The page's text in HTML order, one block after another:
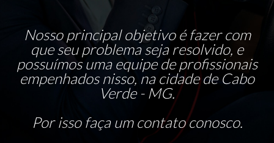
Nosso principal objetivo é fazer com
que seu problema seja resolvido, e
possuímos uma equipe de profissionais
empenhados nisso, na cidade de Cabo
Verde - MG.
Por isso faça um contato conosco.